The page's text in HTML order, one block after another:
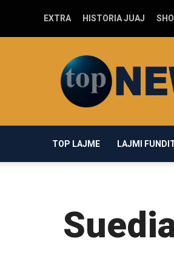
EXTRA HISTORIA JUAJ
TOP LAJME LAJMI